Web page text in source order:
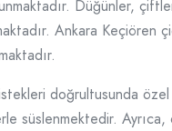
Düğünler,
Ankara Keçiören
doğrultusunda
süslenmektedir.